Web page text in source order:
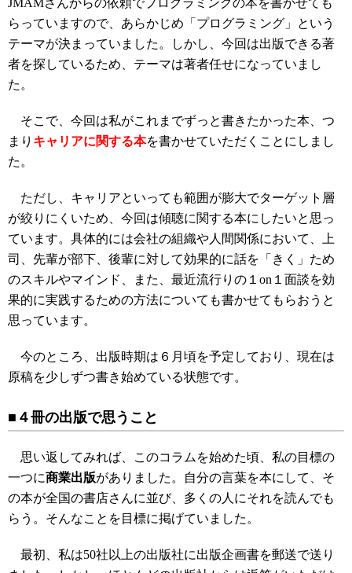
JMAMさんからの依頼でプログラミングの本を書かせても
らっていますので、あらかじめ「プログラミング」という
テーマが決まっていました。しかし、今回は出版できる著
者を探しているため、テーマは著者任せになっていまし
た。
そこで、今回は私がこれまでずっと書きたかった本、つ
まり キャリアに関する本を書かせていただくことにしまし
た。
ただし、キャリアといっても範囲が膨大でターゲット層
が絞りにくいため、今回は傾聴に関する本にしたいと思っ
ています。具体的には会社の組織や人間関係において、上
司、先輩が部下、後輩に対して効果的に話を「きく」ため
のスキルやマインド、また、最近流行りの１on１面談を効
果的に実践するための方法についても書かせてもらおうと
思っています。
今のところ、出版時期は６月頃を予定しており、現在は
原稿を少しずつ書き始めている状態です。
■４冊の出版で思うこと
思い返してみれば、このコラムを始めた頃、私の目標の
一つに商業出版がありました。自分の言葉を本にして、そ
の本が全国の書店さんに並び、多くの人にそれを読んでも
らう。そんなことを目標に掲げていました。
最初、私は50社以上の出版社に出版企画書を郵送で送り